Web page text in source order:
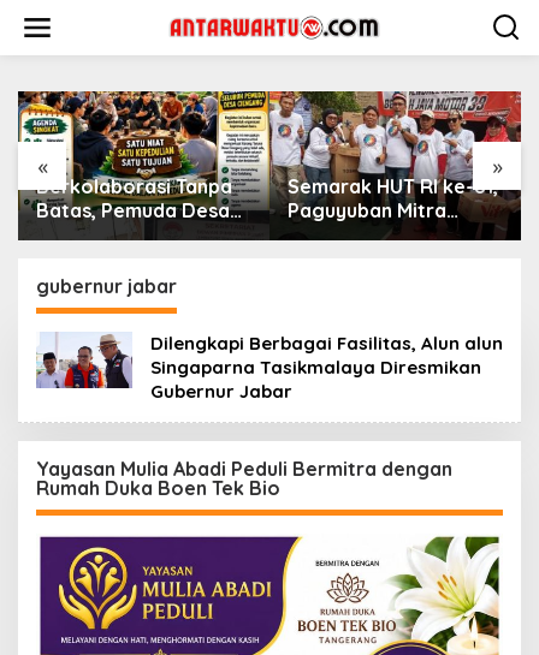
konten
« »
Tanpa
Pemuda Desa
Gelar Aksi
Semarak HUT RI ke-81,
Paguyuban Mitra
Lestari Gelar Beragam
XVII
Kembali
gubernur jabar
Dilengkapi Berbagai Fasilitas, Alun alun
Singaparna Tasikmalaya Diresmikan
Gubernur Jabar
Yayasan Mulia Abadi Peduli Bermitra dengan
Rumah Duka Boen Tek Bio